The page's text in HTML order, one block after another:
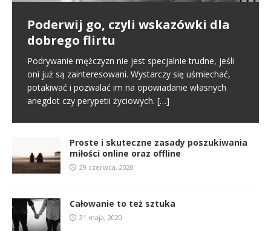
Poderwij go, czyli wskazówki dla
dobrego flirtu
Podrywanie mężczyzn nie jest specjalnie trudne, jeśli
oni już są zainteresowani. Wystarczy się uśmiechać,
potakiwać i pozwalać im na opowiadanie własnych
anegdot czy perypetii życiowych. […]
Pierwsze spotkanie
Poznajemy się na portalu randkowym i naszym
pierwszym kontaktem jest randka online. To normalny
schemat we współczesnym świecie. Na tym etapie
tworzy się pierwsze pierwsze[…]
Proste i skuteczne zasady
poszukiwania miłości online oraz
offline
W miłości nic nie jest proste i między innymi dlatego
jest ona tak wspaniała. Nie oznacza to jednak, że
samo zabieranie się za miłość musi
Proste i skuteczne zasady poszukiwania
miłości online oraz offline
29 czerwca, 2020
Całowanie to też sztuka
31 maja, 2020